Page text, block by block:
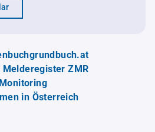
ZMR
Monitoring
in Österreich